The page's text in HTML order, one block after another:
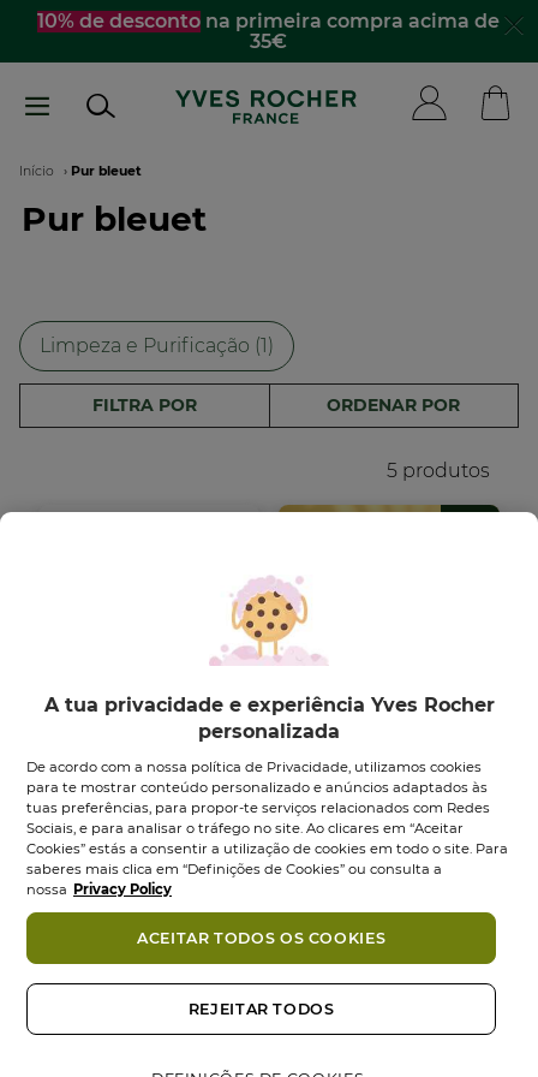
Passar
conteúdo
10% de descontona primeira compra acima de
35€
Navegação
estrutural
Início Pur bleuet
Pur bleuet
Limpeza e Purificação (1)
FILTRA POR ORDENAR POR
5 produtos
Desmaquilhante
Express...
Frasco 200 ml
0.0 (0)
0.0
em
10,95 €
Adicionar
Desmaquilhante
Express...
Conjunto 1 un
0.0 (0)
0.0
8,95 € 13,90 €
Adicionar
-33%
A tua privacidade e experiência Yves Rocher
personalizada
De acordo com a nossa política de Privacidade, utilizamos cookies
para te mostrar conteúdo personalizado e anúncios adaptados às
tuas preferências, para propor-te serviços relacionados com Redes
Sociais, e para analisar o tráfego no site. Ao clicares em “Aceitar
Cookies” estás a consentir a utilização de cookies em todo o site. Para
saberes mais clica em “Definições de Cookies” ou consulta a
nossa Privacy Policy
REJEITAR TODOS
ACEITAR TODOS OS COOKIES